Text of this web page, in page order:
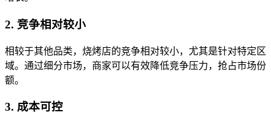
2. 竞争相对较小
相较于其他品类，烧烤店的竞争相对较小，尤其是针对特定区
域。通过细分市场，商家可以有效降低竞争压力，抢占市场份
额。
3. 成本可控